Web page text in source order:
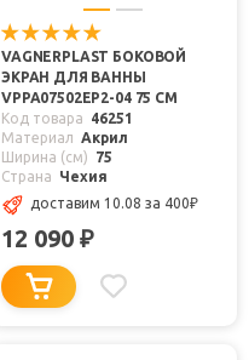
VAGNERPLAST БОКОВОЙ
ЭКРАН ДЛЯ ВАННЫ
VPPA07502EP2-04 75 СМ
Код товара
46251
Материал
Акрил
Ширина (см)
75
Страна
Чехия
доставим 10.08 за 400₽
12 090 ₽